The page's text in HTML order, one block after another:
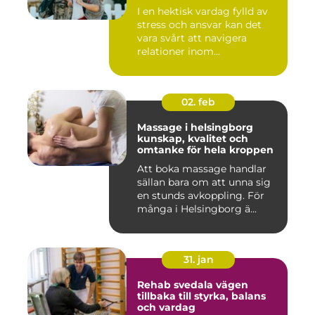
I en hektisk vardag fylld av
stress och ansvar kan det
vara svårt att navigera
relationer inom...
02. feb
Massage i helsingborg
kunskap, kvalitet och
omtanke för hela kroppen
Att boka massage handlar
sällan bara om att unna sig
en stunds avkoppling. För
många i Helsingborg ä...
31. jan
Rehab svedala vägen
tillbaka till styrka, balans
och vardag